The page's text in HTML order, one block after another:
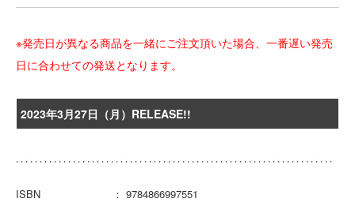
※発売日が異なる商品を一緒にご注文頂いた場合、一番遅い発売
日に合わせての発送となります。
2023年3月27日（月）RELEASE!!
ISBN ： 9784866997551